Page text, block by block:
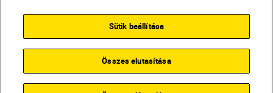
Sütik beállítása
Összes elutasítása